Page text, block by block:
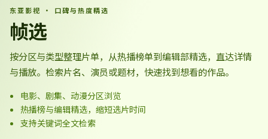
东亚影视 · 口碑与热度精选
帧选
按分区与类型整理片单，从热播榜单到编辑部精选，直达详情
与播放。检索片名、演员或题材，快速找到想看的作品。
电影、剧集、动漫分区浏览
热播榜与编辑精选，缩短选片时间
支持关键词全文检索